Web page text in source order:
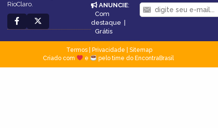
RioClaro.
ANUNCIE:
Com
destaque
Grátis
Termos| Privacidade
Sitemap
Criado com
e pelo time do EncontraBrasil